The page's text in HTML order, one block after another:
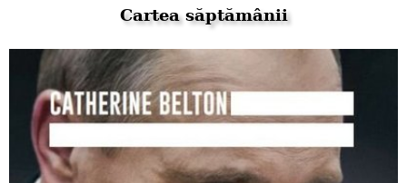
Cartea săptămânii